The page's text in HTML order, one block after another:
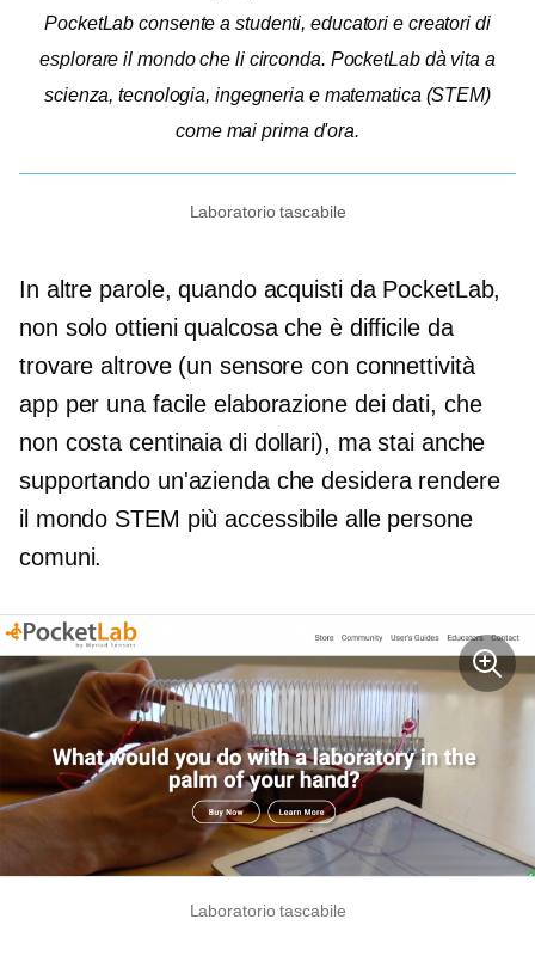
PocketLab consente a studenti, educatori e creatori di
esplorare il mondo che li circonda. PocketLab dà vita a
scienza, tecnologia, ingegneria e matematica (STEM)
come mai prima d'ora.
Laboratorio tascabile
In altre parole, quando acquisti da PocketLab,
non solo ottieni qualcosa che è difficile da
trovare altrove (un sensore con connettività
app per una facile elaborazione dei dati, che
non costa centinaia di dollari), ma stai anche
supportando un'azienda che desidera rendere
il mondo STEM più accessibile alle persone
comuni.
Laboratorio tascabile